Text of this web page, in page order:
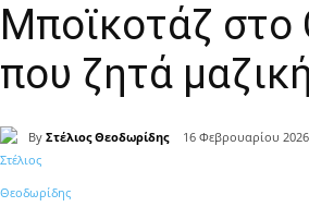
Μποϊκοτάζ στο
που ζητά
By Στέλιος Θεοδωρίδης 16 Φεβρουαρίου 2026
Κοινοποίηση